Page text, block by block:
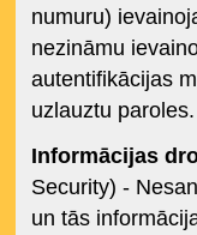
numuru)
nezināmu
autentifikācijas
uzlauztu paroles.
Informācijas
Security) -
un tās